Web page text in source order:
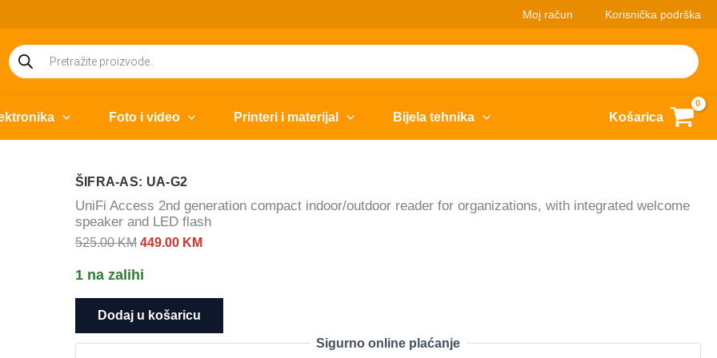
Moj račun Korisnička podrška
Products
search
Foto i video Printeri i materijal Bijela tehnika Košarica
ŠIFRA-AS: UA-G2
UniFi Access 2nd generation compact indoor/outdoor reader for organizations, with integrated welcome
speaker and LED flash
525.00KM Izvorna
bila
je:
525.00 KM.
449.00 KMTrenutna
449.00 KM.
1 na zalihi
UniFi
2nd
Dodaj u košaricu
Sigurno online plaćanje